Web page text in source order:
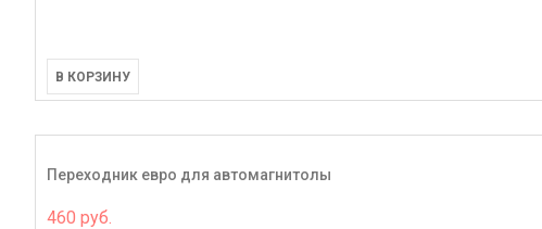
В КОРЗИНУ
Переходник евро для автомагнитолы
460 руб.